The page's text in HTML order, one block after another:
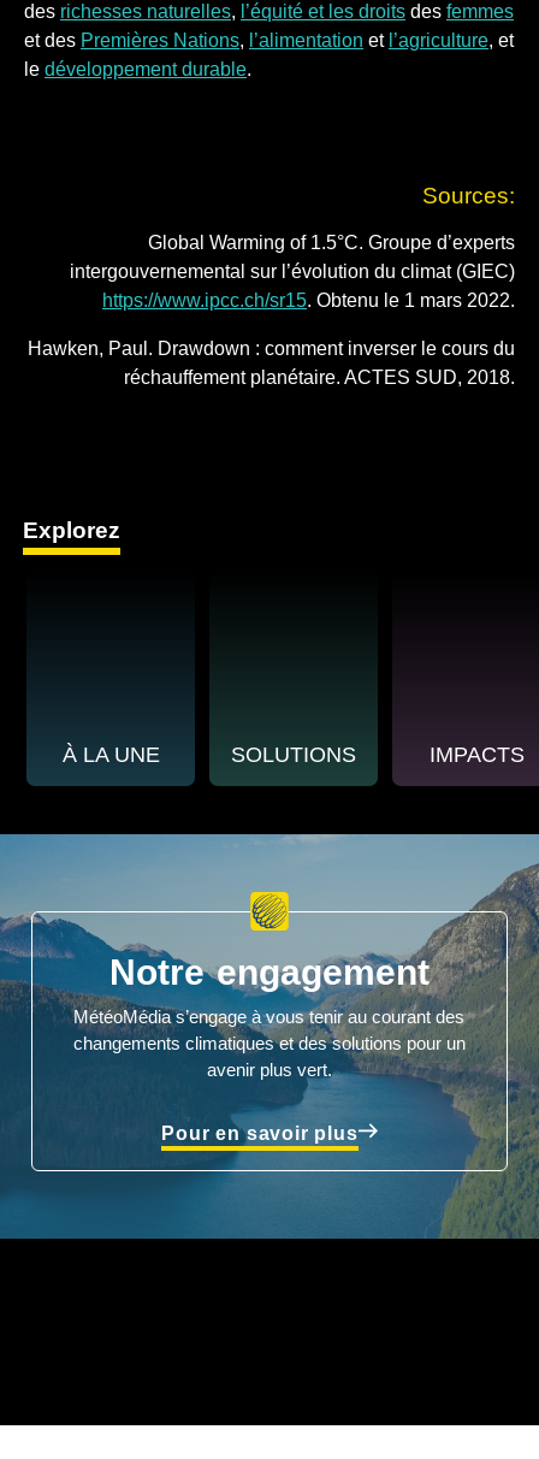
des richesses naturelles, l’équité et les droits des femmes
et des Premières Nations, l’alimentation et l’agriculture, et
le développement durable.
Sources:
Global Warming of 1.5°C. Groupe d’experts
intergouvernemental sur l’évolution du climat (GIEC)
https://www.ipcc.ch/sr15. Obtenu le 1 mars 2022.
Hawken, Paul. Drawdown : comment inverser le cours du
réchauffement planétaire. ACTES SUD, 2018.
Explorez
À LA UNE SOLUTIONS IMPACTS
Notre engagement
MétéoMédia s’engage à vous tenir au courant des
changements climatiques et des solutions pour un
avenir plus vert.
Pour en savoir plus